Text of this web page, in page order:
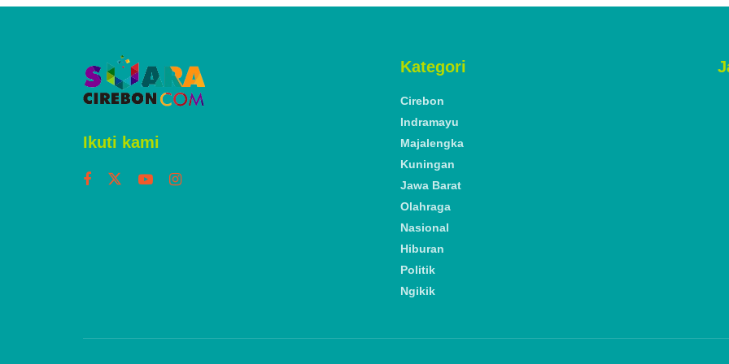
Ikuti kami
Kategori
Cirebon
Indramayu
Majalengka
Kuningan
Jawa Barat
Olahraga
Nasional
Hiburan
Politik
Ngikik